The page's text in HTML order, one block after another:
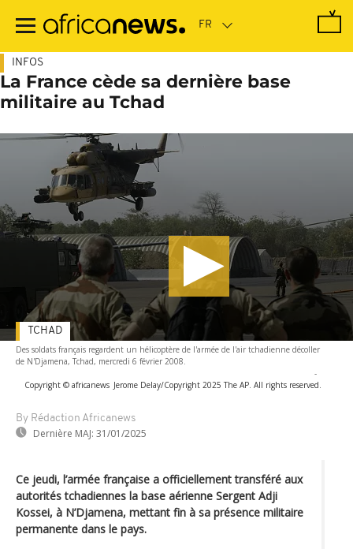
contenu
INFOS
La France cède sa dernière base
militaire au Tchad
Des soldats français regardent un hélicoptère de l'armée de l'air tchadienne décoller
de N'Djamena, Tchad, mercredi 6 février 2008.
-
Copyright © africanews Jerome Delay/Copyright 2025 The AP. All rights reserved.
By Rédaction Africanews
Dernière MAJ: 31/01/2025
TCHAD
Ce jeudi, l’armée française a officiellement transféré aux
autorités tchadiennes la base aérienne Sergent Adji
Kossei, à N’Djamena, mettant fin à sa présence militaire
permanente dans le pays.